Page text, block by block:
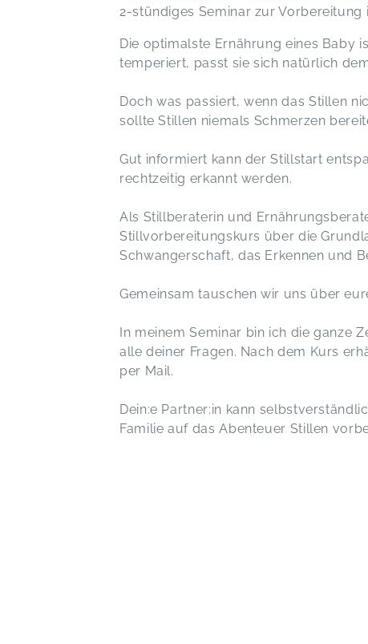
2-stündiges Seminar zur Vorbereitung
Die optimalste Ernährung eines Baby
temperiert, passt sie sich natürlich
Doch was passiert, wenn das Stillen
sollte Stillen niemals Schmerzen
Gut informiert kann der Stillstart
rechtzeitig erkannt werden.
Als Stillberaterin und
Stillvorbereitungskurs über die
Schwangerschaft, das Erkennen und
Gemeinsam tauschen wir uns über
In meinem Seminar bin ich die ganze
alle deiner Fragen. Nach dem Kurs
per Mail.
Dein:e Partner:in kann
Familie auf das Abenteuer Stillen